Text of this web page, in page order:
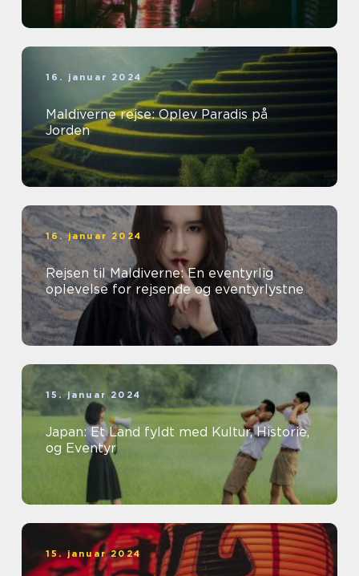
16. januar 2024
Maldiverne rejse: Oplev Paradis på
Jorden
16. januar 2024
Rejsen til Maldiverne: En eventyrlig
oplevelse for rejsende og eventyrlystne
15. januar 2024
Japan: Et Land fyldt med Kultur, Historie,
og Eventyr
15. januar 2024